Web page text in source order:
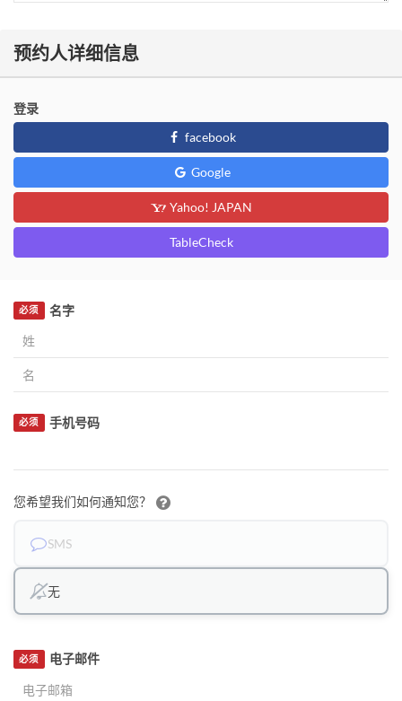
预约人详细信息
登录
facebook
Google
Yahoo! JAPAN
TableCheck
名字
必须
手机号码
必须
您希望我们如何通知您？
SMS
无
电子邮件
必须